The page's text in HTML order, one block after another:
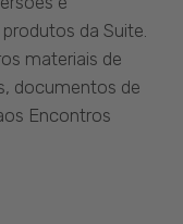
da Suite.
materiais de
documentos de
Encontros